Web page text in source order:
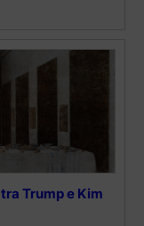
Trump e Kim